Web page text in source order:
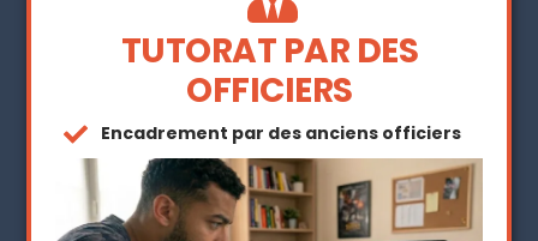
TUTORAT PAR DES
OFFICIERS
Encadrement par des anciens officiers